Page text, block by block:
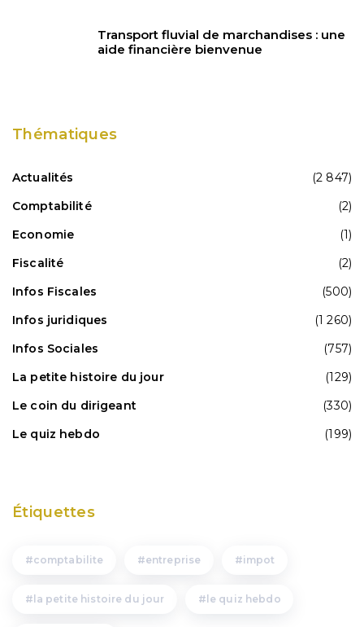
Transport fluvial de marchandises : une
aide financière bienvenue
Thématiques
Actualités
(2 847)
Comptabilité
(2)
Economie
(1)
Fiscalité
(2)
Infos Fiscales
(500)
Infos juridiques
(1 260)
Infos Sociales
(757)
La petite histoire du jour
(129)
Le coin du dirigeant
(330)
Le quiz hebdo
(199)
Étiquettes
comptabilite entreprise impot
la petite histoire du jour le quiz hebdo